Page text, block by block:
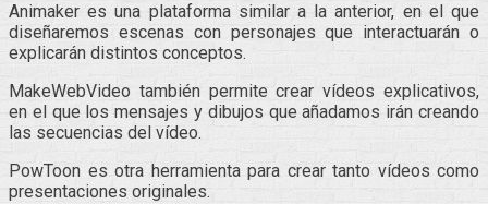
Animaker es una plataforma similar a la anterior, en el que
diseñaremos escenas con personajes que interactuarán o
explicarán distintos conceptos.
MakeWebVideo también permite crear vídeos explicativos,
en el que los mensajes y dibujos que añadamos irán creando
las secuencias del vídeo.
PowToon es otra herramienta para crear tanto vídeos como
presentaciones originales.